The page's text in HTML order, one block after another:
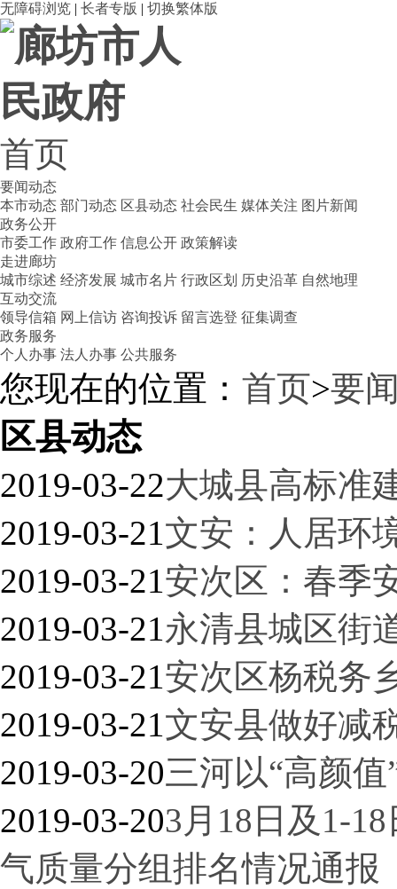
无障碍浏览 | 长者专版 | 切换繁体版
首页
要闻动态
本市动态 部门动态 区县动态 社会民生 媒体关注 图片新闻
政务公开
市委工作 政府工作 信息公开 政策解读
走进廊坊
城市综述 经济发展 城市名片 行政区划 历史沿革 自然地理
互动交流
领导信箱 网上信访 咨询投诉 留言选登 征集调查
政务服务
个人办事 法人办事 公共服务
您现在的位置： 首页>要
区县动态
2019-03-22大城县高标准
2019-03-21文安：人居环
2019-03-21安次区：春季
2019-03-21永清县城区街
2019-03-21安次区杨税务
2019-03-21文安县做好减
2019-03-20三河以“高颜
2019-03-203月18日及1-
气质量分组排名情况通报